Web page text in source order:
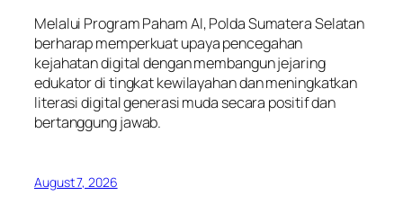
Melalui Program Paham AI, Polda Sumatera Selatan
berharap memperkuat upaya pencegahan
kejahatan digital dengan membangun jejaring
edukator di tingkat kewilayahan dan meningkatkan
literasi digital generasi muda secara positif dan
bertanggung jawab.
August 7, 2026